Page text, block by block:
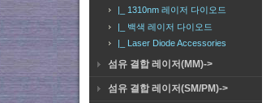
|_ 1310nm 레이저 다이오드
|_ 백색 레이저 다이오드
|_ Laser Diode Accessories
섬유 결합 레이저(MM)->
섬유 결합 레이저(SM/PM)->